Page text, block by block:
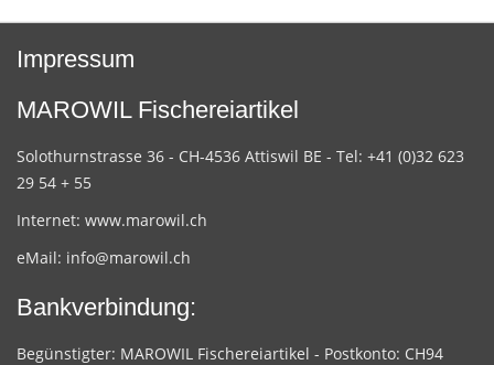
Impressum
MAROWIL Fischereiartikel
Solothurnstrasse 36 - CH-4536 Attiswil BE - Tel: +41 (0)32 623
29 54 + 55
Internet: www.marowil.ch
eMail: info@marowil.ch
Bankverbindung:
Begünstigter: MAROWIL Fischereiartikel - Postkonto: CH94